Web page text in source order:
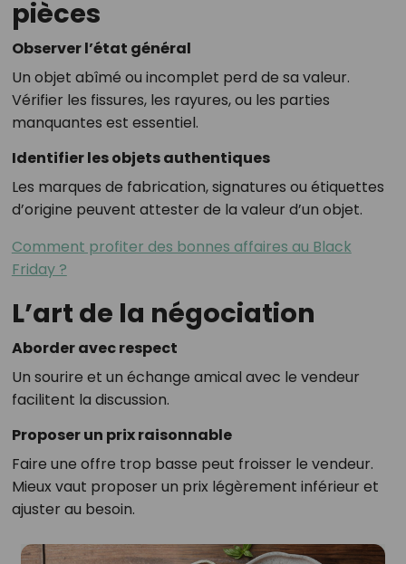
pièces
Observer l’état général
Un objet abîmé ou incomplet perd de sa valeur.
Vérifier les fissures, les rayures, ou les parties
manquantes est essentiel.
Identifier les objets authentiques
Les marques de fabrication, signatures ou étiquettes
d’origine peuvent attester de la valeur d’un objet.
Comment profiter des bonnes affaires au Black
Friday ?
L’art de la négociation
Aborder avec respect
Un sourire et un échange amical avec le vendeur
facilitent la discussion.
Proposer un prix raisonnable
Faire une offre trop basse peut froisser le vendeur.
Mieux vaut proposer un prix légèrement inférieur et
ajuster au besoin.